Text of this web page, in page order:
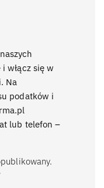
włącz się w
Na
podatków i
lub telefon –